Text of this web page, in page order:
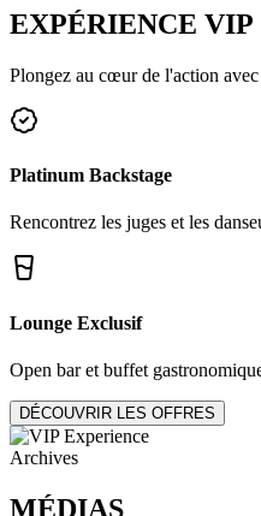
EXPÉRIENCE VIP
Plongez au cœur de l'action
Platinum Backstage
Rencontrez les juges et les
Lounge Exclusif
Open bar et buffet
DÉCOUVRIR LES OFFRES
Archives
MÉDIAS